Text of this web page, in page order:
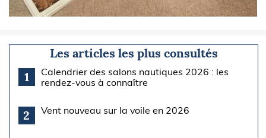
Les articles les plus consultés
1
Calendrier des salons nautiques 2026 : les
rendez-vous à connaître
2 Vent nouveau sur la voile en 2026